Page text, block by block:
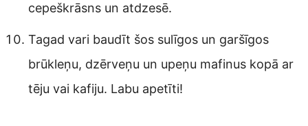
cepeškrāsns un atdzesē.
Tagad vari baudīt šos sulīgos un garšīgos
brūkleņu, dzērveņu un upeņu mafinus kopā ar
tēju vai kafiju. Labu apetīti!